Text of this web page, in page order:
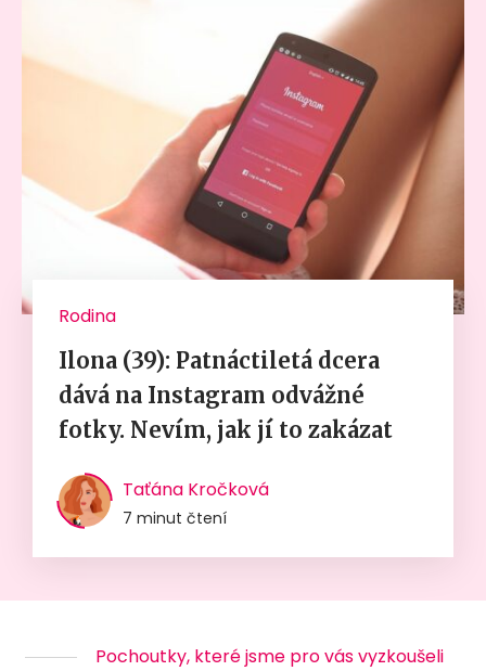
Rodina
Ilona (39): Patnáctiletá dcera
dává na Instagram odvážné
fotky. Nevím, jak jí to zakázat
Taťána Kročková
7 minut čtení
Pochoutky, které jsme pro vás vyzkoušeli